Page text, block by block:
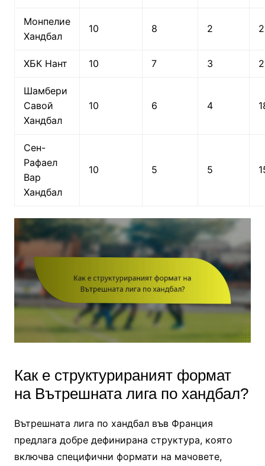
Монпелие
Хандбал
10 8 2
ХБК Нант 10 7 3
Шамбери
Савой
Хандбал
10 6 4
Сен-
Рафаел
Вар
Хандбал
10 5 5
Как е структурираният формат
на Вътрешната лига по хандбал?
Вътрешната лига по хандбал във Франция
предлага добре дефинирана структура, която
включва специфични формати на мачовете,